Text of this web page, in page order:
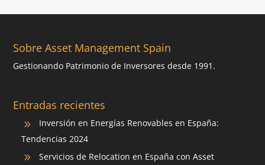
Sobre Asset Management Spain
Gestionando Patrimonio de Inversores desde 1991.
Entradas recientes
9
Inversión en Energías Renovables en España:
Tendencias 2024
9
Servicios de Relocation en España con Asset